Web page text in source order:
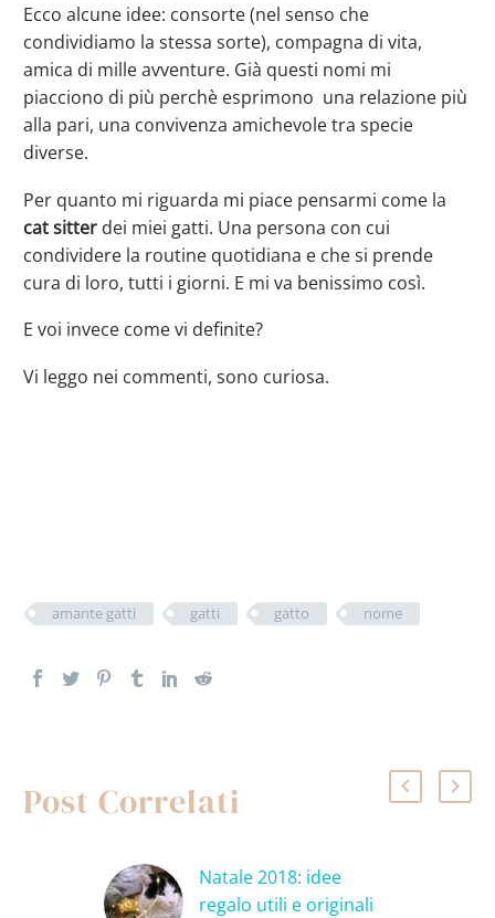
Ecco alcune idee: consorte (nel senso che
condividiamo la stessa sorte), compagna di vita,
amica di mille avventure. Già questi nomi mi
piacciono di più perchè esprimono una relazione più
alla pari, una convivenza amichevole tra specie
diverse.
Per quanto mi riguarda mi piace pensarmi come la
cat sitter dei miei gatti. Una persona con cui
condividere la routine quotidiana e che si prende
cura di loro, tutti i giorni. E mi va benissimo così.
E voi invece come vi definite?
Vi leggo nei commenti, sono curiosa.
amante gatti gatti gatto nome
Post Correlati
Natale 2018: idee
regalo utili e originali